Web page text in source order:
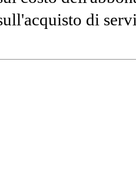
di